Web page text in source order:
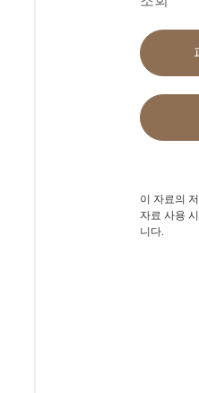
이 자료의
자료 사용
니다.